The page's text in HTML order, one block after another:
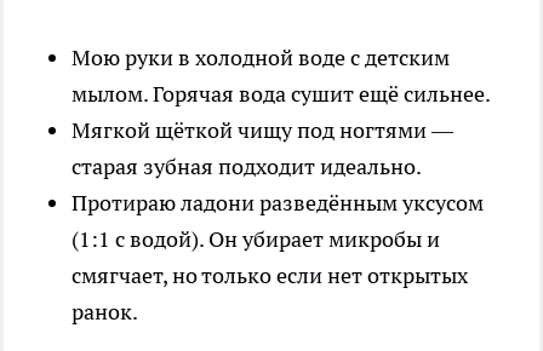
Мою руки в холодной воде с детским
мылом. Горячая вода сушит ещё сильнее.
Мягкой щёткой чищу под ногтями —
старая зубная подходит идеально.
Протираю ладони разведённым уксусом
(1:1 с водой). Он убирает микробы и
смягчает, но только если нет открытых
ранок.